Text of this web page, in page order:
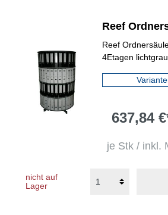
Reef
Reef
4Etagen lichtgrau
637,84
je Stk / inkl.
nicht auf
Lager